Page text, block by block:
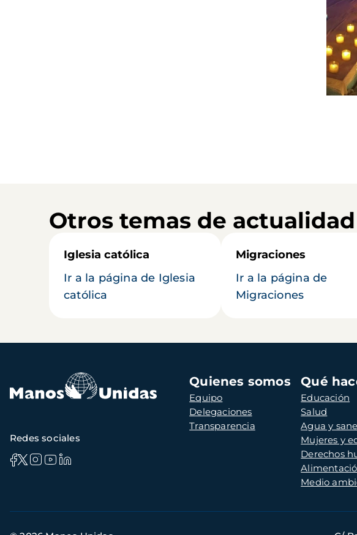
Otros temas de actualidad
Iglesia católica
Ir a la página de Iglesia
católica
Migraciones
Ir a la página de
Migraciones
Navegación
principal
Quienes somos
Equipo
Delegaciones
Transparencia
Qué
Educación
Salud
Agua y
Mujeres y
Derechos
Medio
Redes sociales